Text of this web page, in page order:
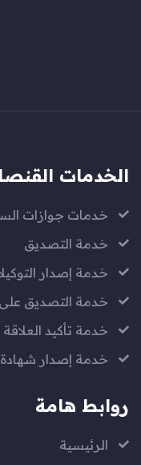
الخدمات
خدمات جوازات
خدمة التصديق
خدمة إصدار
خدمة التصديق على
خدمة تأكيد العلاقة
خدمة إصدار
روابط هامة
الرئيسية